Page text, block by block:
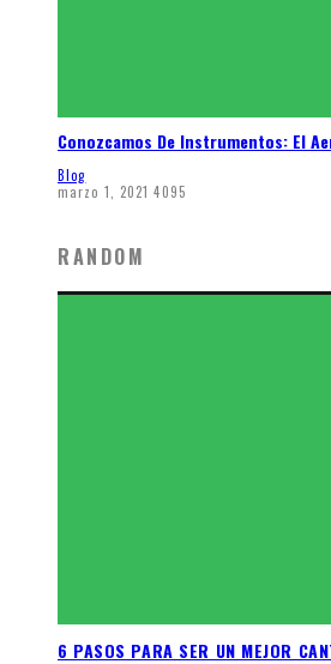
Conozcamos De Instrumentos: El
Blog
marzo 1, 2021 4095
RANDOM
6 PASOS PARA SER UN MEJOR